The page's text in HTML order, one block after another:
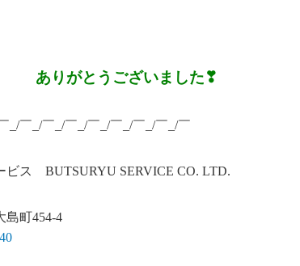
ありがとうございました❣
_/￣_/￣_/￣_/￣_/￣_/￣_/￣_/￣
ビス BUTSURYU SERVICE CO. LTD.
島町454-4